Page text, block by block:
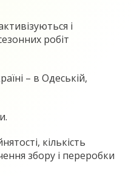
і
робіт
– в Одеській,
кількість
збору і переробки